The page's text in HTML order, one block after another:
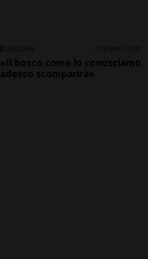
SVIZZERA 10 ore 7 81
«Il bosco come lo conosciamo
adesso scomparirà»